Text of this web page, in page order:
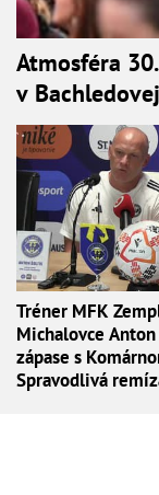
Atmosféra
v
Tréner MFK
Michalovce
zápase s
Spravodlivá